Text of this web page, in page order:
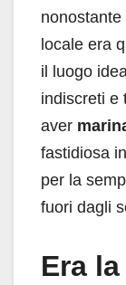
nonostante
locale era
il luogo
indiscreti e
aver
fastidiosa
per la
fuori dagli
Era